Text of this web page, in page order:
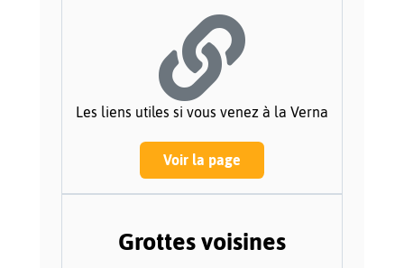
Les liens utiles si vous venez à la Verna
Voir la page
Grottes voisines